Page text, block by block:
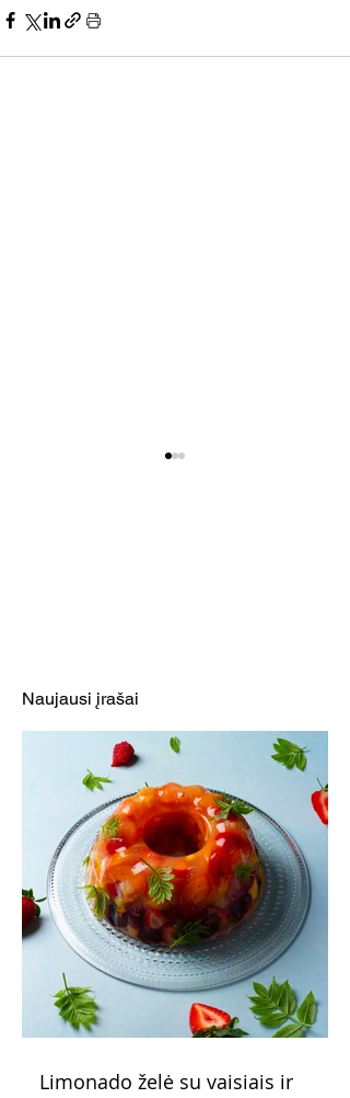
Naujausi įrašai
Limonado želė su vaisiais ir